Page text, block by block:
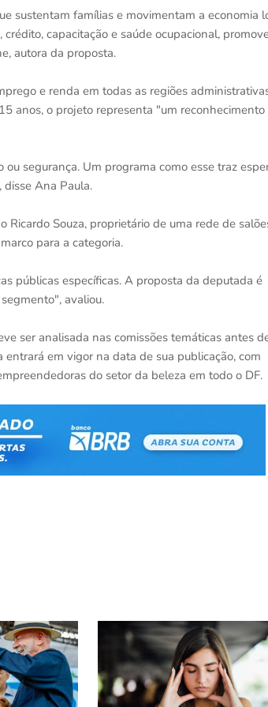
sustentam famílias e movimentam a economia
capacitação e saúde ocupacional,
autora da proposta.
e renda em todas as regiões
anos, o projeto representa "um reconhecimento
segurança. Um programa como esse traz
Ana Paula.
Souza, proprietário de uma rede de
para a categoria.
públicas específicas. A proposta da deputada é
avaliou.
ser analisada nas comissões temáticas antes
em vigor na data de sua publicação, com
do setor da beleza em todo o DF.